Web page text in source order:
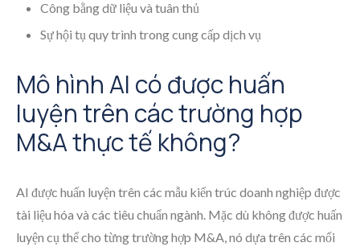
Công bằng dữ liệu và tuân thủ
Sự hội tụ quy trình trong cung cấp dịch vụ
Mô hình AI có được huấn
luyện trên các trường hợp
M&A thực tế không?
AI được huấn luyện trên các mẫu kiến trúc doanh nghiệp được
tài liệu hóa và các tiêu chuẩn ngành. Mặc dù không được huấn
luyện cụ thể cho từng trường hợp M&A, nó dựa trên các mối